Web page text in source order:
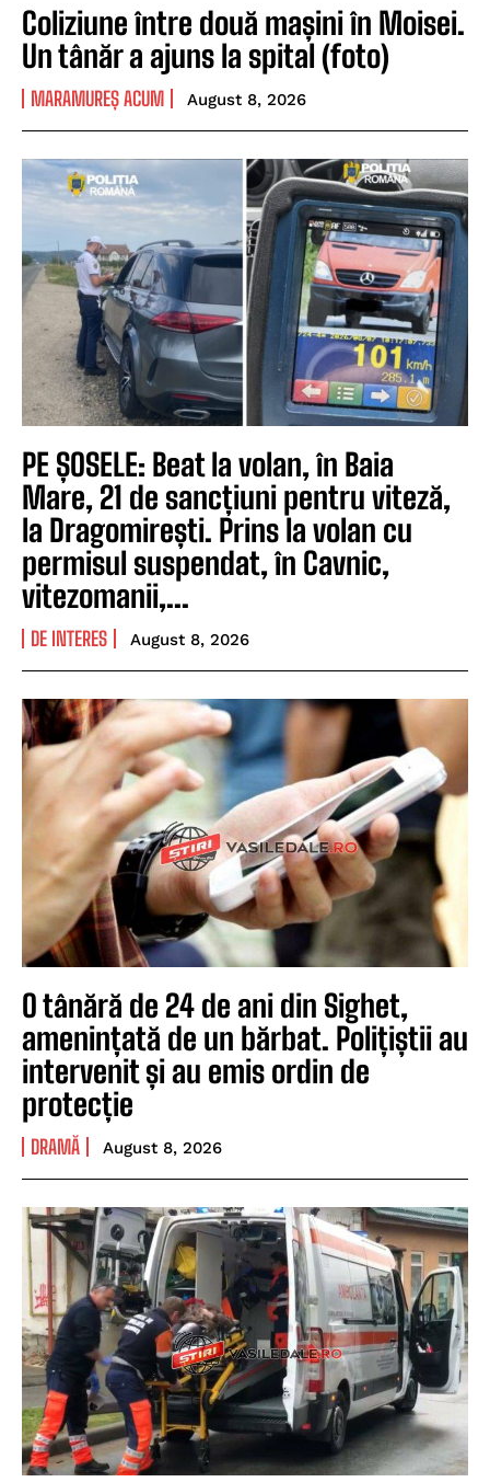
Coliziune între două mașini în Moisei.
Un tânăr a ajuns la spital (foto)
MARAMUREȘ ACUM August 8, 2026
PE ȘOSELE: Beat la volan, în Baia
Mare, 21 de sancțiuni pentru viteză,
la Dragomirești. Prins la volan cu
permisul suspendat, în Cavnic,
vitezomanii,...
DE INTERES August 8, 2026
O tânără de 24 de ani din Sighet,
amenințată de un bărbat. Polițiștii au
intervenit și au emis ordin de
protecție
DRAMĂ August 8, 2026